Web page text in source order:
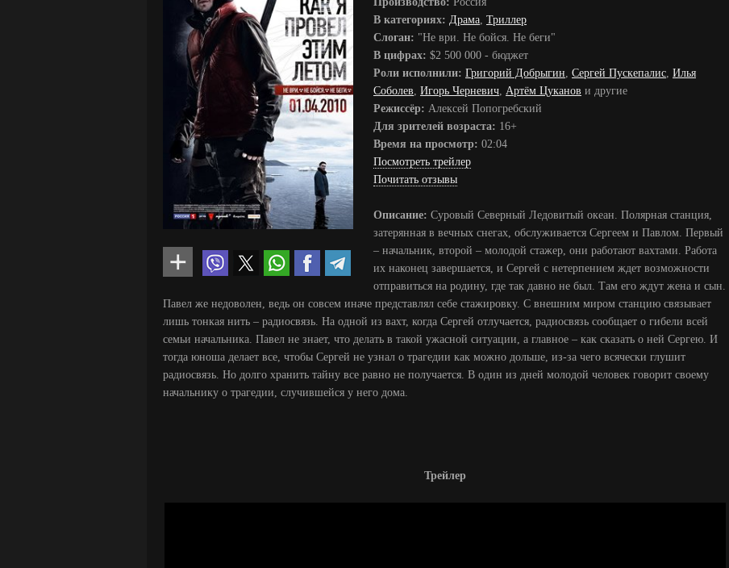
В категориях: Драма, Триллер
Слоган: "Не ври. Не бойся. Не беги"
В цифрах: $2 500 000 - бюджет
Роли исполнили: Григорий Добрыгин, Сергей Пускепалис, Илья
Соболев, Игорь Черневич, Артём Цуканов и другие
Режиссёр: Алексей Попогребский
Для зрителей возраста: 16+
Время на просмотр: 02:04
Посмотреть трейлер
Почитать отзывы
Описание: Суровый Северный Ледовитый океан. Полярная станция,
затерянная в вечных снегах, обслуживается Сергеем и Павлом. Первый
– начальник, второй – молодой стажер, они работают вахтами. Работа
их наконец завершается, и Сергей с нетерпением ждет возможности
отправиться на родину, где так давно не был. Там его ждут жена и сын.
Павел же недоволен, ведь он совсем иначе представлял себе стажировку. С внешним миром станцию связывает
лишь тонкая нить – радиосвязь. На одной из вахт, когда Сергей отлучается, радиосвязь сообщает о гибели всей
семьи начальника. Павел не знает, что делать в такой ужасной ситуации, а главное – как сказать о ней Сергею. И
тогда юноша делает все, чтобы Сергей не узнал о трагедии как можно дольше, из-за чего всячески глушит
радиосвязь. Но долго хранить тайну все равно не получается. В один из дней молодой человек говорит своему
начальнику о трагедии, случившейся у него дома.
Трейлер